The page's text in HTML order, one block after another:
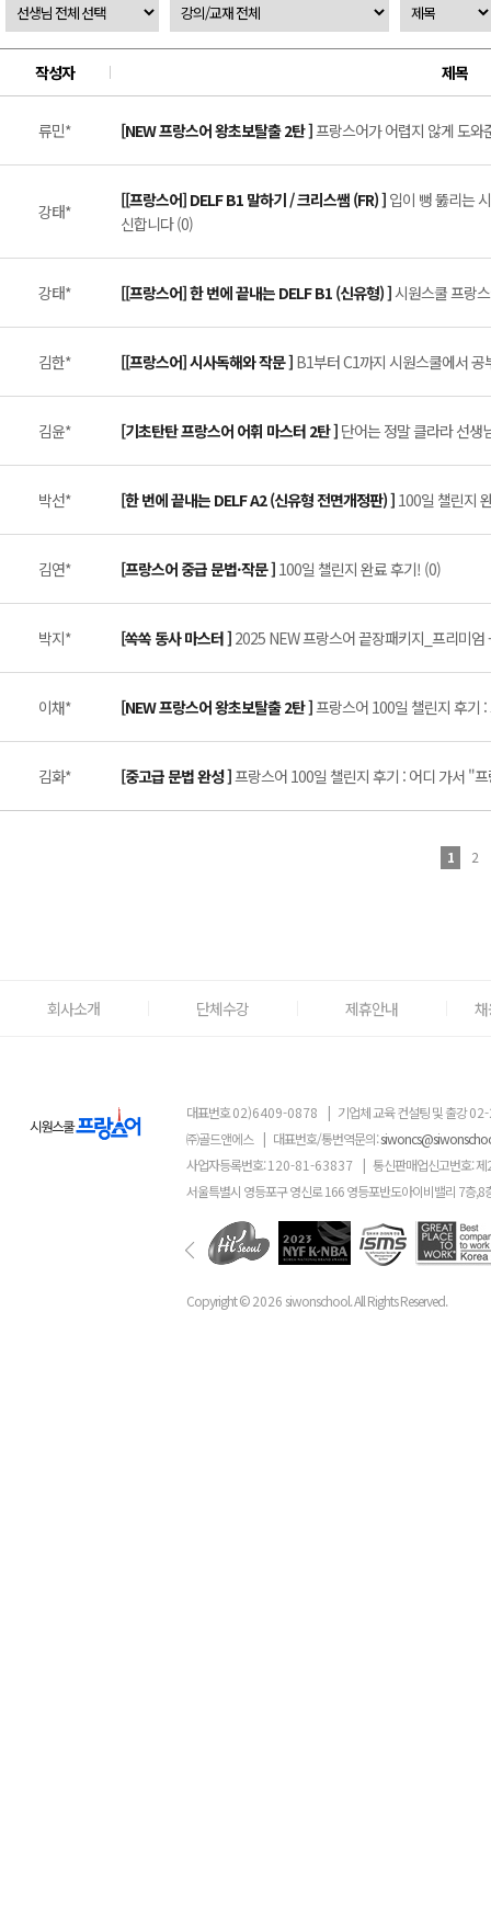
작성자 제목
류민* [NEW 프랑스어 왕초보탈출 2탄 ]프랑스어가 어렵지 않게 도와
강태*
[[프랑스어] DELF B1 말하기 / 크리스쌤 (FR) ] 입이 뻥 뚫리는
신합니다 (0)
강태* [[프랑스어] 한 번에 끝내는 DELF B1 (신유형) ]시원스쿨 프랑
김한* [[프랑스어] 시사독해와 작문 ] B1부터 C1까지 시원스쿨에서 공
김윤* [기초탄탄 프랑스어 어휘 마스터 2탄 ] 단어는 정말 클라라 선생
박선* [한 번에 끝내는 DELF A2 (신유형 전면개정판) ] 100일 챌린지
김연* [프랑스어 중급 문법·작문 ] 100일 챌린지 완료 후기! (0)
박지* [쏙쏙 동사 마스터 ] 2025 NEW 프랑스어 끝장패키지_프리미엄
이채* [NEW 프랑스어 왕초보탈출 2탄 ]프랑스어 100일 챌린지 후기
김화* [중고급 문법 완성 ]프랑스어 100일 챌린지 후기 : 어디 가서 "
1 2
회사소개 단체수강 제휴안내
대표번호02)6409-0878 | 기업체 교육 컨설팅 및 출강
㈜골드앤에스 | 대표번호/통번역문의:
사업자등록번호:120-81-63837 | 통신판매업신고번호: 제
서울특별시 영등포구 영신로 166 영등포반도아이비밸리 7층,8
Copyright ©2026 siwonschool. All Rights Reserved.